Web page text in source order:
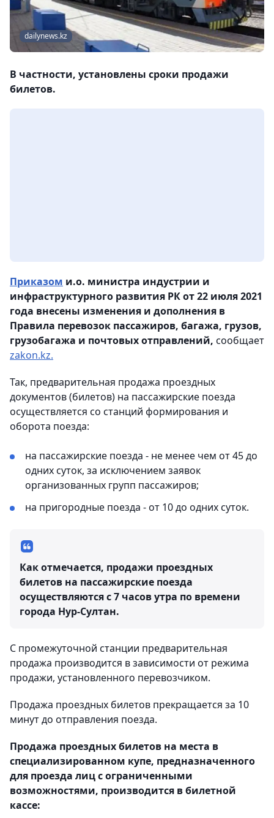
dailynews.kz
В частности, установлены сроки продажи
билетов.
Приказом и.о. министра индустрии и
инфраструктурного развития РК от 22 июля 2021
года внесены изменения и дополнения в
Правила перевозок пассажиров, багажа, грузов,
грузобагажа и почтовых отправлений, сообщает
zakon.kz.
Так, предварительная продажа проездных
документов (билетов) на пассажирские поезда
осуществляется со станций формирования и
оборота поезда:
на пассажирские поезда - не менее чем от 45 до
одних суток, за исключением заявок
организованных групп пассажиров;
на пригородные поезда - от 10 до одних суток.
Как отмечается, продажи проездных
билетов на пассажирские поезда
осуществляются с 7 часов утра по времени
города Нур-Султан.
С промежуточной станции предварительная
продажа производится в зависимости от режима
продажи, установленного перевозчиком.
Продажа проездных билетов прекращается за 10
минут до отправления поезда.
Продажа проездных билетов на места в
специализированном купе, предназначенного
для проезда лиц с ограниченными
возможностями, производится в билетной
кассе: